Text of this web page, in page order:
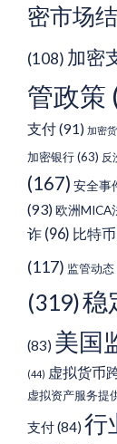
密市场
(108) 加密
管政策
支付(91) 加密
加密银行(63) 反
(167) 安全事
(93)欧洲MICA
诈 (96) 比特
(117) 监管动态
(319)稳
(83) 美国
(44) 虚拟货币
虚拟资产服务提
支付(84) 行